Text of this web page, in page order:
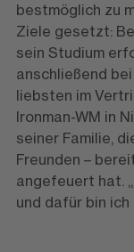
bestmöglich zu
Ziele gesetzt:
sein Studium
anschließend
liebsten im
Ironman-WM in
seiner Familie,
Freunden –
angefeuert hat.
und dafür bin